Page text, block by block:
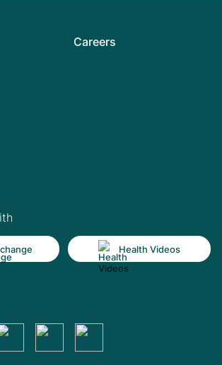
Careers
Health Videos